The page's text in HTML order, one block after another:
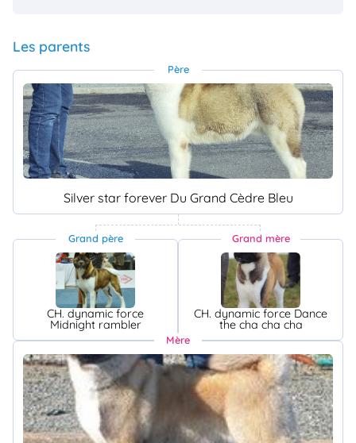
Les parents
Père
Silver star forever Du Grand Cèdre Bleu
Grand père
CH. dynamic force
Midnight rambler
Grand mère
CH. dynamic force Dance
the cha cha cha
Mère